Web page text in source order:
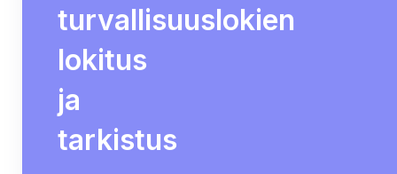
turvallisuuslokien
lokitus
ja
tarkistus